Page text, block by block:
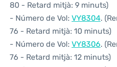
80 - Retard mitjà: 9 minuts)
- Número de Vol: VY8304.
76 - Retard mitjà: 10 minuts)
- Número de Vol: VY8306.
76 - Retard mitjà: 12 minuts)